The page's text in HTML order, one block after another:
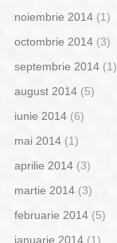
noiembrie 2014(1)
octombrie 2014(3)
septembrie 2014(1)
august 2014(5)
iunie 2014(6)
mai 2014(1)
aprilie 2014(3)
martie 2014(3)
februarie 2014(5)
ianuarie 2014(1)